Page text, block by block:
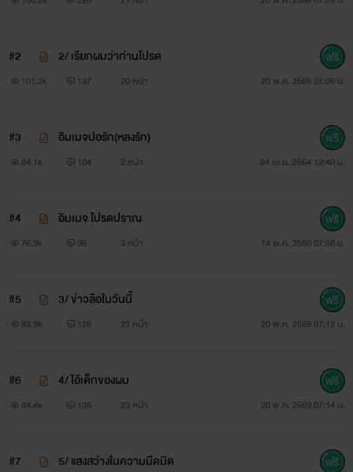
โปรดปราณ : ตกลงกันง่ายๆแบบนี้ก็ดี แล้วมึงเอาอะไรคิดว่า
เจียมตัวบ้างนะมึงน่ะ หึ หึ
ปอรัก (หลง) : ครับ...
โปรดปราณ : ไอ้เด็กเอ๋อ มึงนี่ตัวภาระจริงๆ จะไปไหนก็ไป
รำคาญ!
#2 2/ เรียกผมว่าท่านโปรด
101.2k 137 20 หน้า 20 พ.ค. 2569 07:06 น.
#3 อิมเมจปอรัก(หลงรัก)
84.1k 104 2 หน้า 04 เม.ย. 2564 12:40 น.
#4 อิมเมจ โปรดปราณ
76.9k 96 3 หน้า 14 พ.ค. 2560 07:58 น.
#5 3/ ข่าวลือในวันนี้
83.9k 128 23 หน้า 20 พ.ค. 2569 07:12 น.
#6 4/ ไอ้เด็กของผม
84.4k 136 23 หน้า 20 พ.ค. 2569 07:14 น.
#7 5/ แสงสว่างในความมืดมิด